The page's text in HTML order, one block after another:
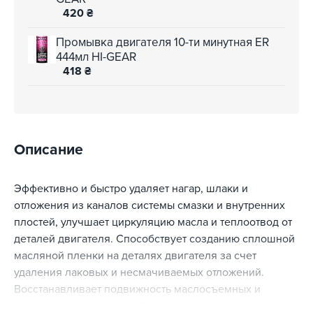
420 ₴
Промывка двигателя 10-ти минутная ER
444мл HI-GEAR
418 ₴
Описание
Эффективно и быстро удаляет нагар, шлаки и
отложения из каналов системы смазки и внутренних
плостей, улучшает циркуляцию масла и теплоотвод от
деталей двигателя. Способствует созданию сплошной
масляной пленки на деталях двигателя за счет
удаления лаковых и несмачиваемых отложений.
Восстанавливает подвижность маслосъемных и